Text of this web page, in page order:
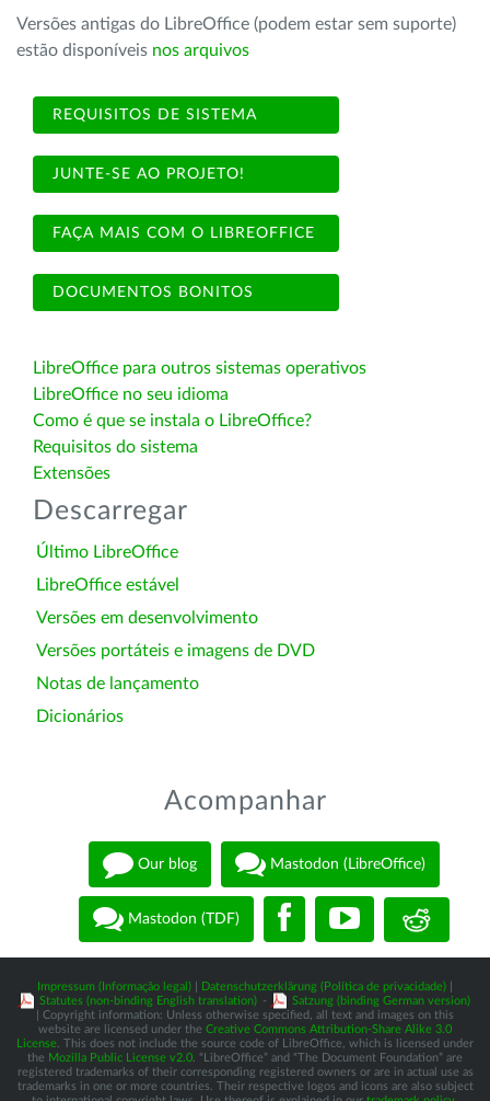
Versões antigas do LibreOffice (podem estar sem suporte)
estão disponíveis nos arquivos
REQUISITOS DE SISTEMA
JUNTE-SE AO PROJETO!
FAÇA MAIS COM O LIBREOFFICE
DOCUMENTOS BONITOS
LibreOffice para outros sistemas operativos
LibreOffice no seu idioma
Como é que se instala o LibreOffice?
Requisitos do sistema
Extensões
Descarregar
Último LibreOffice
LibreOffice estável
Versões em desenvolvimento
Versões portáteis e imagens de DVD
Notas de lançamento
Dicionários
Acompanhar
Our blog Mastodon (LibreOffice)
Mastodon (TDF)
Impressum (Informação legal) Datenschutzerklärung (Política de privacidade)
Statutes (non-binding English translation) -
Satzung (binding German version)
| Copyright information: Unless otherwise specified, all text and images on this
website are licensed under the Creative Commons Attribution-Share Alike 3.0
License . This does not include the source code of LibreOffice, which is licensed under
the Mozilla Public License v2.0 . “LibreOffice” and “The Document Foundation” are
registered trademarks of their corresponding registered owners or are in actual use as
trademarks in one or more countries. Their respective logos and icons are also subject